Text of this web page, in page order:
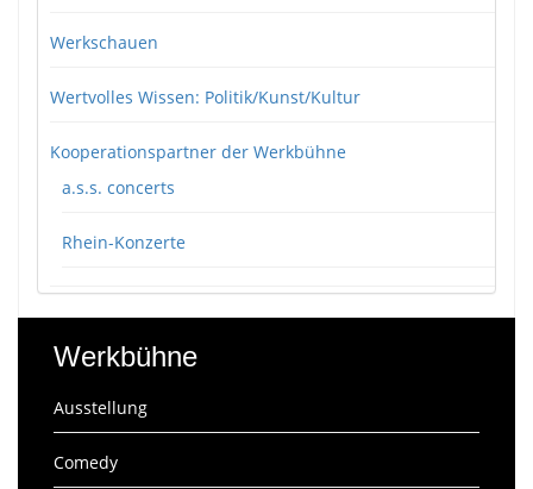
Werkschauen
Wertvolles Wissen: Politik/Kunst/Kultur
Kooperationspartner der Werkbühne
a.s.s. concerts
Rhein-Konzerte
Werkbühne
Ausstellung
Comedy